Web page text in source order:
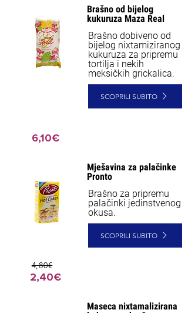
Brašno od bijelog
kukuruza Maza Real
Brašno dobiveno od
bijelog nixtamiziranog
kukuruza za pripremu
tortilja i nekih
meksičkih grickalica.
SCOPRILI SUBITO
6,10€
Mješavina za palačinke
Pronto
Brašno za pripremu
palačinki jedinstvenog
okusa.
SCOPRILI SUBITO
4,80€
2,40€
Maseca nixtamalizirana